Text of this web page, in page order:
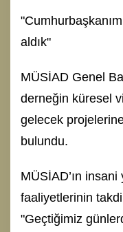
aldık"
MÜSİAD Genel
derneğin küresel
gelecek
bulundu.
MÜSİAD’ın
faaliyetlerinin
"Geçtiğimiz